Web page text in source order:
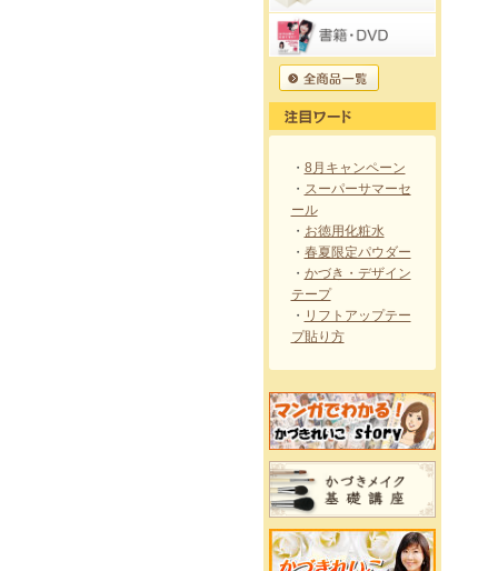
・ 8月キャンペーン
・ スーパーサマーセ
ール
・ お徳用化粧水
・ 春夏限定パウダー
・ かづき・デザイン
テープ
・ リフトアップテー
プ貼り方